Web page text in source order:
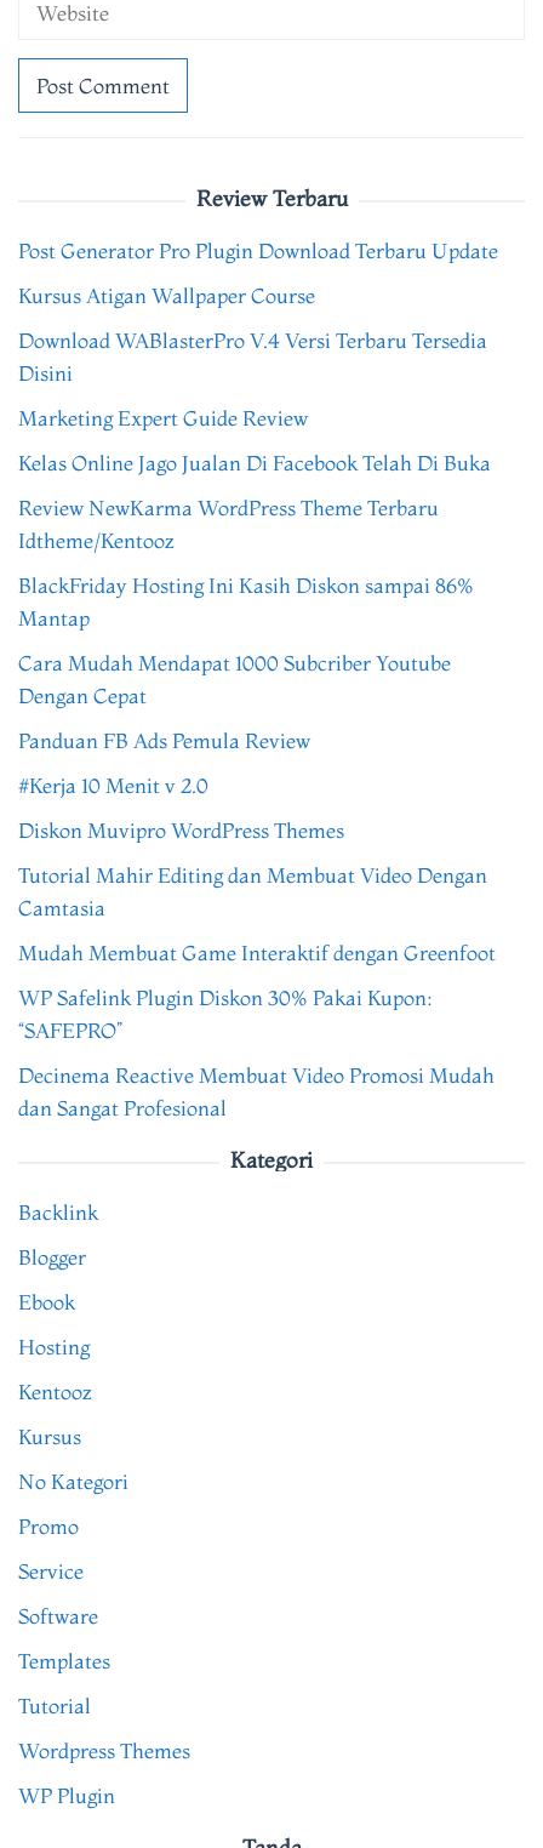
Review Terbaru
Post Generator Pro Plugin Download Terbaru Update
Kursus Atigan Wallpaper Course
Download WABlasterPro V.4 Versi Terbaru Tersedia
Disini
Marketing Expert Guide Review
Kelas Online Jago Jualan Di Facebook Telah Di Buka
Review NewKarma WordPress Theme Terbaru
Idtheme/Kentooz
BlackFriday Hosting Ini Kasih Diskon sampai 86%
Mantap
Cara Mudah Mendapat 1000 Subcriber Youtube
Dengan Cepat
Panduan FB Ads Pemula Review
#Kerja 10 Menit v 2.0
Diskon Muvipro WordPress Themes
Tutorial Mahir Editing dan Membuat Video Dengan
Camtasia
Mudah Membuat Game Interaktif dengan Greenfoot
WP Safelink Plugin Diskon 30% Pakai Kupon:
“SAFEPRO”
Decinema Reactive Membuat Video Promosi Mudah
dan Sangat Profesional
Kategori
Backlink
Blogger
Ebook
Hosting
Kentooz
Kursus
No Kategori
Promo
Service
Software
Templates
Tutorial
Wordpress Themes
WP Plugin